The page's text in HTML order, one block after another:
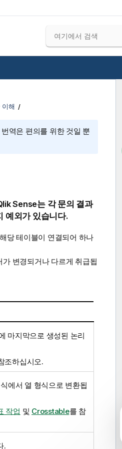
해
역은 편의를 위한 것일 뿐
Sense는 각 문의 결과
예외가 있습니다.
당 테이블이 연결되어 하나
변경되거나 다르게 취급됩
마지막으로 생성된 논리
조하십시오.
에서 열 형식으로 변환됩
작업 및 Crosstable를 참
.